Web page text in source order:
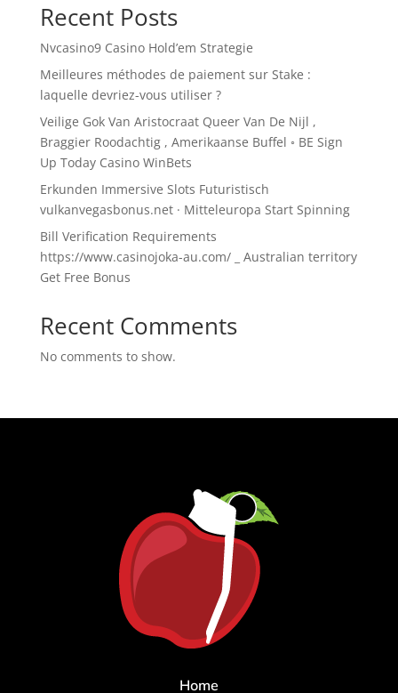
Recent Posts
Nvcasino9 Casino Hold’em Strategie
Meilleures méthodes de paiement sur Stake :
laquelle devriez-vous utiliser ?
Veilige Gok Van Aristocraat Queer Van De Nijl ,
Braggier Roodachtig , Amerikaanse Buffel ◦ BE Sign
Up Today Casino WinBets
Erkunden Immersive Slots Futuristisch
vulkanvegasbonus.net · Mitteleuropa Start Spinning
Bill Verification Requirements
https://www.casinojoka-au.com/ _ Australian territory
Get Free Bonus
Recent Comments
No comments to show.
Home